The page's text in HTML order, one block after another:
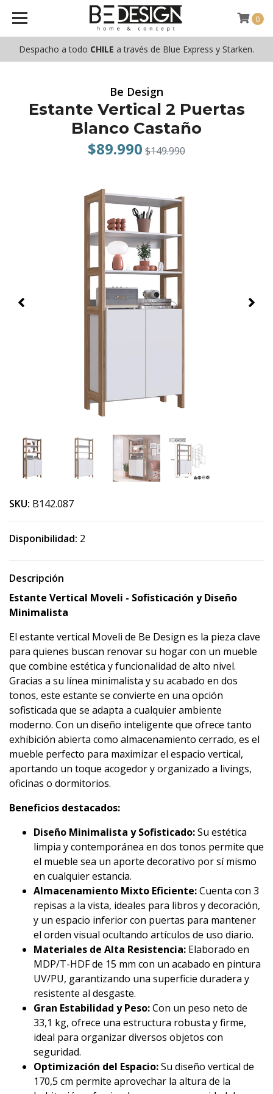
Despacho a todo CHILE a través de Blue Express y Starken.
0
Be Design
Estante Vertical 2 Puertas
Blanco Castaño
$89.990 $149.990
SKU: B142.087
Disponibilidad: 2
Descripción
Estante Vertical Moveli - Sofisticación y Diseño
Minimalista
El estante vertical Moveli de Be Design es la pieza clave
para quienes buscan renovar su hogar con un mueble
que combine estética y funcionalidad de alto nivel.
Gracias a su línea minimalista y su acabado en dos
tonos, este estante se convierte en una opción
sofisticada que se adapta a cualquier ambiente
moderno. Con un diseño inteligente que ofrece tanto
exhibición abierta como almacenamiento cerrado, es el
mueble perfecto para maximizar el espacio vertical,
aportando un toque acogedor y organizado a livings,
oficinas o dormitorios.
Beneficios destacados:
Diseño Minimalista y Sofisticado:Su estética
limpia y contemporánea en dos tonos permite que
el mueble sea un aporte decorativo por sí mismo
en cualquier estancia.
Almacenamiento Mixto Eficiente:Cuenta con 3
repisas a la vista, ideales para libros y decoración,
y un espacio inferior con puertas para mantener
el orden visual ocultando artículos de uso diario.
Materiales de Alta Resistencia: Elaborado en
MDP/T-HDF de 15 mm con un acabado en pintura
UV/PU, garantizando una superficie duradera y
resistente al desgaste.
Gran Estabilidad y Peso:Con un peso neto de
33,1 kg, ofrece una estructura robusta y firme,
ideal para organizar diversos objetos con
seguridad.
Optimización del Espacio:Su diseño vertical de
170,5 cm permite aprovechar la altura de la